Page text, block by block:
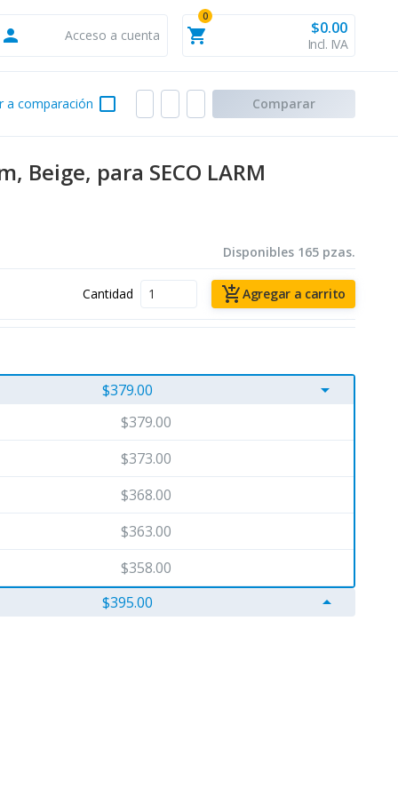
person Acceso a cuenta shopping_cart
0
$0.00
Incl. IVA
check_box_outline_blank
a comparación Comparar
Beige, para SECO LARM
Disponibles 165 pzas.
Cantidad add_shopping_cartAgregar a carrito
arrow_drop_down
$379.00
$379.00
$373.00
$368.00
$363.00
$358.00
arrow_drop_up
$395.00